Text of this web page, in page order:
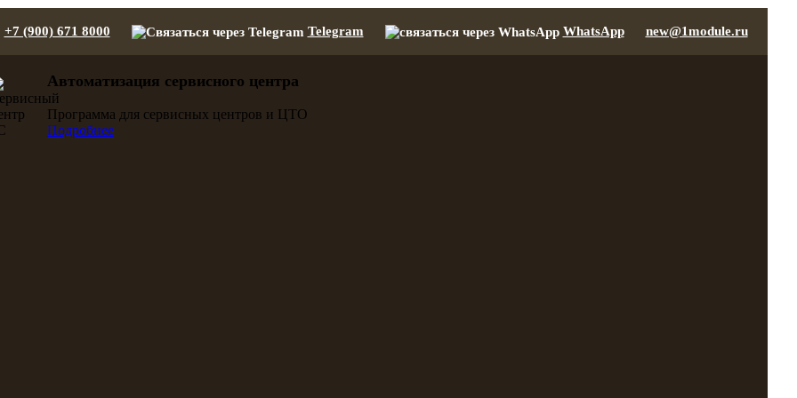
+7 (900) 671 8000 Telegram WhatsApp new@1module.ru
Автоматизация сервисного центра
Программа для сервисных центров и ЦТО
Подробнее